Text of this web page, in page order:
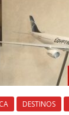
DESTINOS